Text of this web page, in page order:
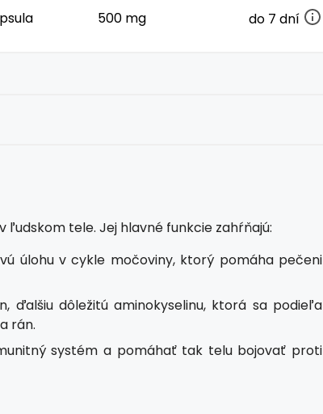
500 mg do 7 dní
ľudskom tele. Jej hlavné funkcie zahŕňajú:
úlohu v cykle močoviny, ktorý pomáha pečeni
ďalšiu dôležitú aminokyselinu, ktorá sa podieľa
rán.
systém a pomáhať tak telu bojovať proti